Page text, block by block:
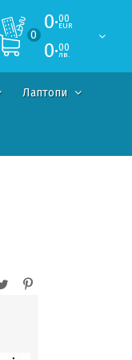
0
0·00
EUR
0·00
лв.
Лаптопи